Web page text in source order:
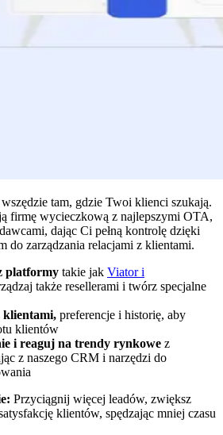
tam, gdzie Twoi klienci szukają.
firmę wycieczkową z najlepszymi OTA,
dając Ci pełną kontrolę dzięki
do zarządzania relacjami z klientami.
platformy takie jak Viator i
także resellerami i twórz specjalne
klientami, preferencje i historię, aby
klientów
i reaguj na trendy rynkowe z
z naszego CRM i narzędzi do
Przyciągnij więcej leadów, zwiększ
klientów, spędzając mniej czasu